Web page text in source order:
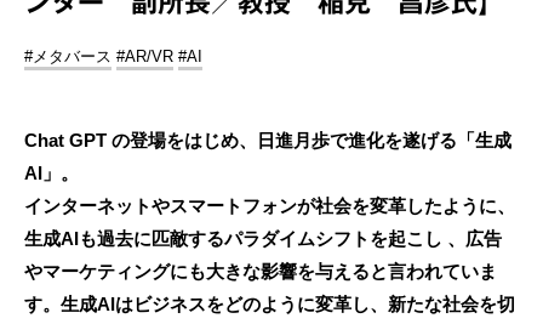
#メタバース #AR/VR #AI
Chat GPT の登場をはじめ、日進月歩で進化を遂げる「生成
AI」。
インターネットやスマートフォンが社会を変革したように、
生成AIも過去に匹敵するパラダイムシフトを起こし 、広告
やマーケティングにも大きな影響を与えると言われていま
す。生成AIはビジネスをどのように変革し、新たな社会を切